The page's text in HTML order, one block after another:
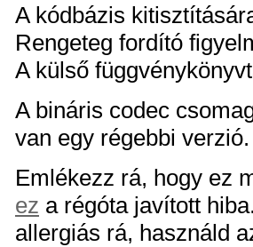
A kódbázis
Rengeteg fordító
A külső
A bináris codec
van egy régebbi
Emlékezz rá, hogy ez
ez a régóta javított
allergiás rá, használd